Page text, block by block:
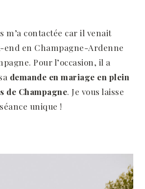
m’a contactée car il venait
end en Champagne-Ardenne
Pour l’occasion, il a
demande en mariage en plein
de Champagne. Je vous laisse
unique !